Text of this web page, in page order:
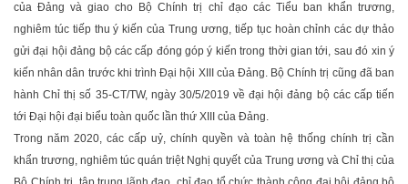
của Đảng và giao cho Bộ Chính trị chỉ đạo các Tiểu ban khẩn trương,
nghiêm túc tiếp thu ý kiến của Trung ương, tiếp tục hoàn chỉnh các dự thảo
gửi đại hội đảng bộ các cấp đóng góp ý kiến trong thời gian tới, sau đó xin ý
kiến nhân dân trước khi trình Đại hội XIII của Đảng. Bộ Chính trị cũng đã ban
hành Chỉ thị số 35-CT/TW, ngày 30/5/2019 về đại hội đảng bộ các cấp tiến
tới Đại hội đại biểu toàn quốc lần thứ XIII của Đảng.
Trong năm 2020, các cấp uỷ, chính quyền và toàn hệ thống chính trị cần
khẩn trương, nghiêm túc quán triệt Nghị quyết của Trung ương và Chỉ thị của